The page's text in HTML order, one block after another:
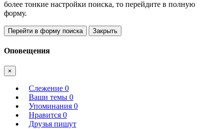
более тонкие настройки поиска, то перейдите в полную
форму.
Перейти в форму поиска Закрыть
Оповещения
×
Слежение 0
Ваши темы 0
Упоминания 0
Нравится 0
Друзья пишут